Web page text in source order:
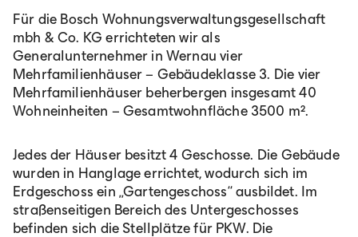
Für die Bosch Wohnungsverwaltungsgesellschaft
mbh & Co. KG errichteten wir als
Generalunternehmer in Wernau vier
Mehrfamilienhäuser – Gebäudeklasse 3. Die vier
Mehrfamilienhäuser beherbergen insgesamt 40
Wohneinheiten – Gesamtwohnfläche 3500 m².
Jedes der Häuser besitzt 4 Geschosse. Die Gebäude
wurden in Hanglage errichtet, wodurch sich im
Erdgeschoss ein „Gartengeschoss“ ausbildet. Im
straßenseitigen Bereich des Untergeschosses
befinden sich die Stellplätze für PKW. Die